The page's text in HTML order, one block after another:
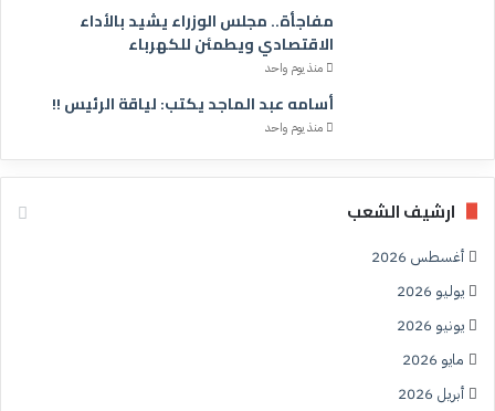
مفاجأة.. مجلس الوزراء يشيد بالأداء
الاقتصادي ويطمئن للكهرباء
منذ يوم واحد
أسامه عبد الماجد يكتب: لياقة الرئيس !!
منذ يوم واحد
ارشيف الشعب
أغسطس 2026
يوليو 2026
يونيو 2026
مايو 2026
أبريل 2026